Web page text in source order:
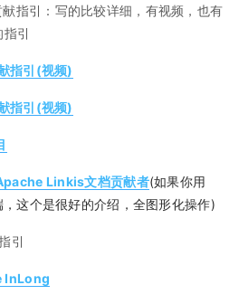
指引：写的比较详细，有视频，也有
引
指引(视频)
指引(视频)
Linkis文档贡献者(如果你用
这个是很好的介绍，全图形化操作)
引
InLong